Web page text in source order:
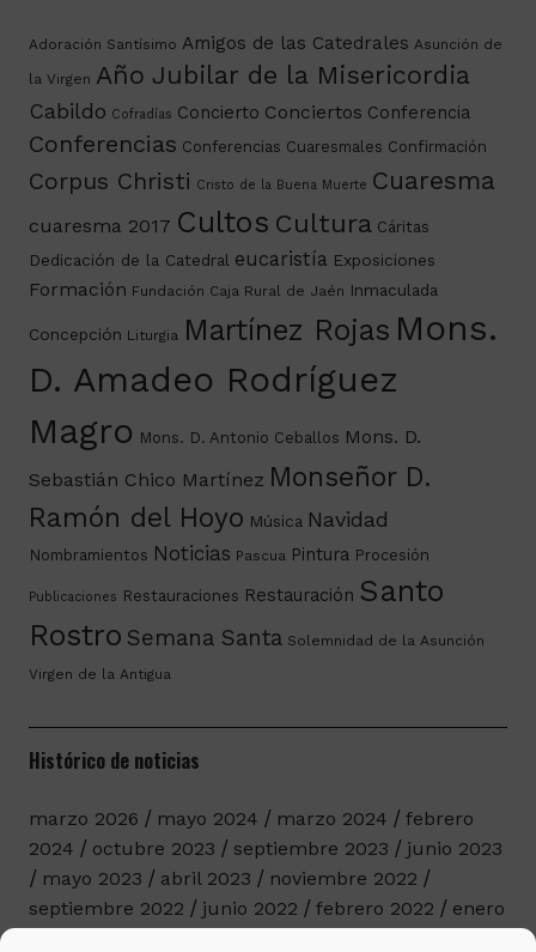
Adoración Santísimo Amigos de las Catedrales Asunción de
la Virgen Año Jubilar de la Misericordia
Cabildo Cofradías Concierto Conciertos Conferencia
Conferencias Conferencias Cuaresmales Confirmación
Corpus Christi Cristo de la Buena Muerte Cuaresma
cuaresma 2017 Cultos Cultura Cáritas
Dedicación de la Catedral eucaristía Exposiciones
Formación Fundación Caja Rural de Jaén Inmaculada
Concepción Liturgia Martínez Rojas Mons.
D. Amadeo Rodríguez
Magro Mons. D. Antonio Ceballos Mons. D.
Sebastián Chico Martínez Monseñor D.
Ramón del Hoyo Música Navidad
Nombramientos Noticias Pascua Pintura Procesión
Publicaciones Restauraciones Restauración Santo
Rostro Semana Santa Solemnidad de la Asunción
Virgen de la Antigua
Histórico de noticias
marzo 2026 mayo 2024 marzo 2024
febrero
2024
octubre 2023 septiembre 2023
junio 2023
mayo 2023
abril 2023
noviembre 2022
septiembre 2022
junio 2022 febrero 2022
enero